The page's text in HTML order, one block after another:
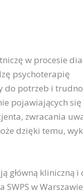
w procesie
psychoterapię
do potrzeb i
pojawiających
zwracania
dzięki temu,
główną kliniczną
w